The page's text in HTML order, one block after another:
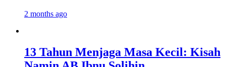
2 months ago
13 Tahun Menjaga Masa Kecil: Kisah